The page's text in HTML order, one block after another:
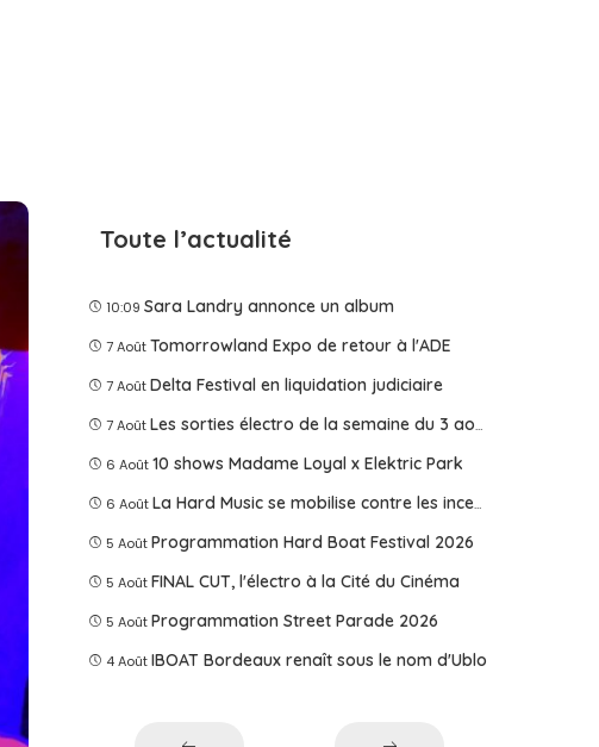
Toute l’actualité
10:09 Sara Landry annonce un album
7 Août Tomorrowland Expo de retour à l'ADE
7 Août Delta Festival en liquidation judiciaire
7 Août Les sorties électro de la semaine du 3 août 2026
6 Août 10 shows Madame Loyal x Elektric Park
6 Août La Hard Music se mobilise contre les incendies
5 Août Programmation Hard Boat Festival 2026
5 Août FINAL CUT, l'électro à la Cité du Cinéma
5 Août Programmation Street Parade 2026
4 Août IBOAT Bordeaux renaît sous le nom d'Ublo